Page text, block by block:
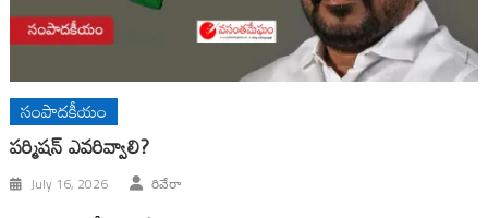
సంపాదకీయం
ప‌ర్మిష‌న్ ఎవ‌రివ్వాలి?
July 16, 2026 రివేరా